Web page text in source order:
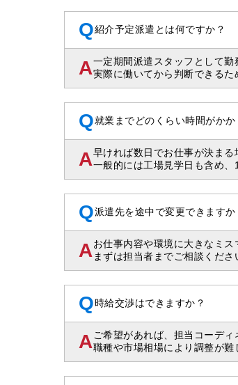
Q紹介予定派遣とは何ですか？
A一定期間派遣スタッフとして
実際に働いてから判断できるた
Q就業までどのくらい時間がかか
A早ければ数日でお仕事が決まる
一般的には工場見学日も含め
Q派遣先を途中で変更できますか
Aお仕事内容や環境に大きなミス
まずは担当者までご相談くださ
Q時給交渉はできますか？
A ご希望があれば、担当コーディ
職種や市場相場により調整が難